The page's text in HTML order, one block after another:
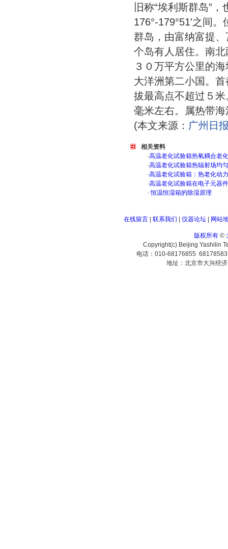
旧称“埃利斯群岛”，
176°-179°51′之间
群岛，由富纳富提
个岛有人居住。南
３０万平方公里的
大洋洲第二小国。
拔最高点不超过５
毫米左右。属热带
(本文来源： 广州日
相关资料
·高温老化试验箱热氧耦合老
·高温老化试验箱热辐射场均
·高温老化试验箱：热老化动
·高温老化试验箱在电子元器
· 恒温恒湿箱的除湿原理
在线留言| 联系我们 仪器论坛| 网站
版权所有©
Copyright(c) Beijing Yashilin
电话：010-68176855
地址：北京市大兴经